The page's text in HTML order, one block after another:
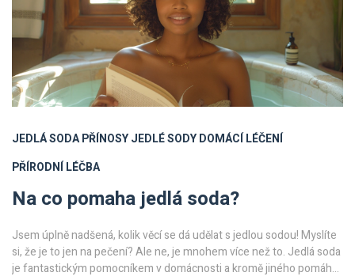
JEDLÁ SODAPŘÍNOSY JEDLÉ SODYDOMÁCÍ LÉČENÍ
PŘÍRODNÍ LÉČBA
Na co pomaha jedlá soda?
Jsem úplně nadšená, kolik věcí se dá udělat s jedlou sodou! Myslíte
si, že je to jen na pečení? Ale ne, je mnohem více než to. Jedlá soda
je fantastickým pomocníkem v domácnosti a kromě jiného pomáhá